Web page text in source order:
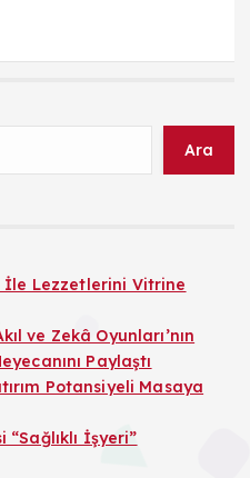
Ara
Lezzetlerini Vitrine
ve Zekâ Oyunları’nın
Paylaştı
Potansiyeli Masaya
İşyeri”